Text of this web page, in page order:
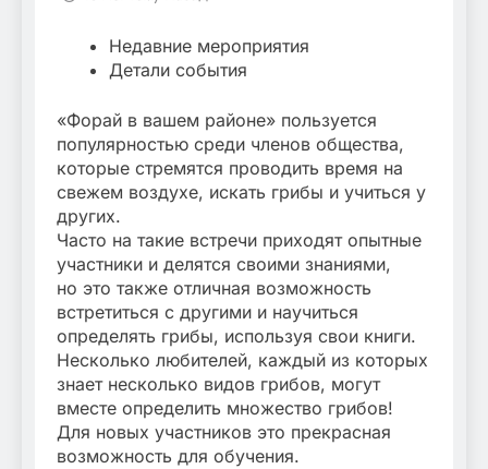
Недавние мероприятия
Детали события
«Форай в вашем районе» пользуется
популярностью среди членов общества,
которые стремятся проводить время на
свежем воздухе, искать грибы и учиться у
других.
Часто на такие встречи приходят опытные
участники и делятся своими знаниями,
но это также отличная возможность
встретиться с другими и научиться
определять грибы, используя свои книги.
Несколько любителей, каждый из которых
знает несколько видов грибов, могут
вместе определить множество грибов!
Для новых участников это прекрасная
возможность для обучения.